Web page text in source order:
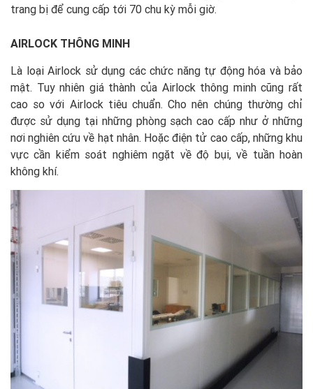
trang bị để cung cấp tới 70 chu kỳ mỗi giờ.
AIRLOCK THÔNG MINH
Là loại Airlock sử dụng các chức năng tự động hóa và bảo
mật. Tuy nhiên giá thành của Airlock thông minh cũng rất
cao so với Airlock tiêu chuẩn. Cho nên chúng thường chỉ
được sử dụng tại những phòng sạch cao cấp như ở những
nơi nghiên cứu về hạt nhân. Hoặc điện tử cao cấp, những khu
vực cần kiểm soát nghiêm ngặt về độ bụi, về tuần hoàn
không khí.